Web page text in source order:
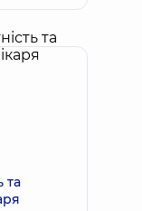
та